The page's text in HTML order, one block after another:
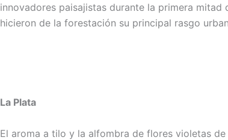
innovadores paisajistas durante la primera mitad
hicieron de la forestación su principal rasgo
La Plata
El aroma a tilo y la alfombra de flores violetas